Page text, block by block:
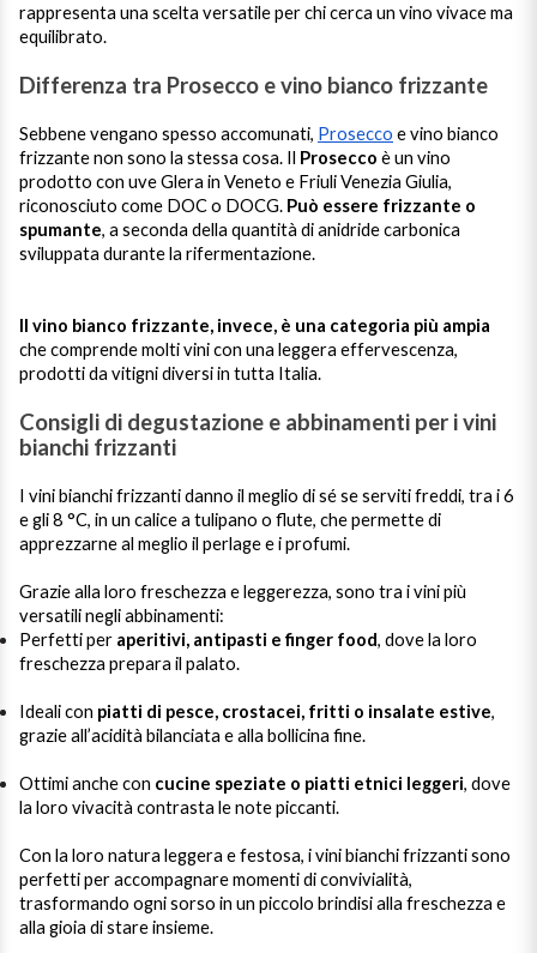
rappresenta una scelta versatile per chi cerca un vino vivace ma
equilibrato.
Differenza tra Prosecco e vino bianco frizzante
Sebbene vengano spesso accomunati, Prosecco e vino bianco
frizzante non sono la stessa cosa. Il Prosecco è un vino
prodotto con uve Glera in Veneto e Friuli Venezia Giulia,
riconosciuto come DOC o DOCG. Può essere frizzante o
spumante, a seconda della quantità di anidride carbonica
sviluppata durante la rifermentazione.
Il vino bianco frizzante, invece, è una categoria più ampia
che comprende molti vini con una leggera effervescenza,
prodotti da vitigni diversi in tutta Italia.
Consigli di degustazione e abbinamenti per i vini
bianchi frizzanti
I vini bianchi frizzanti danno il meglio di sé se serviti freddi, tra i 6
e gli 8 °C, in un calice a tulipano o flute, che permette di
apprezzarne al meglio il perlage e i profumi.
Grazie alla loro freschezza e leggerezza, sono tra i vini più
versatili negli abbinamenti:
Perfetti per aperitivi, antipasti e finger food, dove la loro
freschezza prepara il palato.
Ideali con piatti di pesce, crostacei, fritti o insalate estive,
grazie all’acidità bilanciata e alla bollicina fine.
Ottimi anche con cucine speziate o piatti etnici leggeri, dove
la loro vivacità contrasta le note piccanti.
Con la loro natura leggera e festosa, i vini bianchi frizzanti sono
perfetti per accompagnare momenti di convivialità,
trasformando ogni sorso in un piccolo brindisi alla freschezza e
alla gioia di stare insieme.